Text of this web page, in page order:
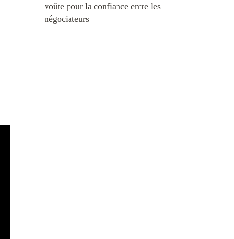
voûte pour la confiance entre les
négociateurs